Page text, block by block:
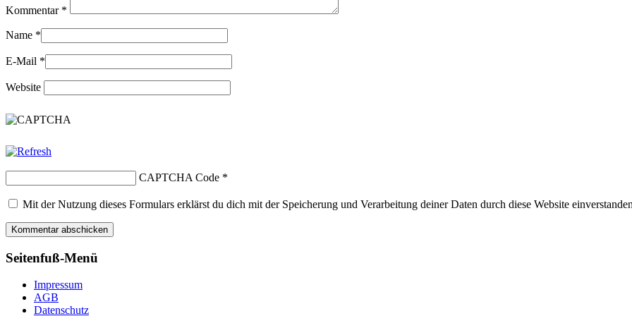
Kommentar *
Name *
E-Mail *
Website
CAPTCHA Code *
Mit der Nutzung dieses Formulars erklärst du dich mit der Speicherung und Verarbeitung deiner Daten durch diese Website
Seitenfuß-Menü
Impressum
AGB
Datenschutz